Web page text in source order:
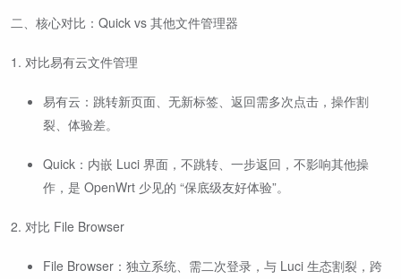
二、核心对比：Quick vs 其他文件管理器
1. 对比易有云文件管理
易有云：跳转新页面、无新标签、返回需多次点击，操作割
裂、体验差。
Quick：内嵌 Luci 界面，不跳转、一步返回，不影响其他操
作，是 OpenWrt 少见的 “保底级友好体验”。
2. 对比 File Browser
File Browser：独立系统、需二次登录，与 Luci 生态割裂，跨